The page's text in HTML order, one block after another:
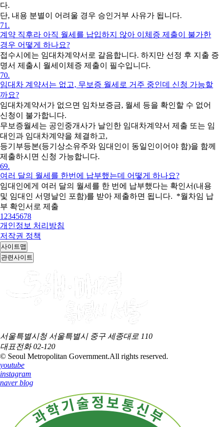
다.
단, 내용 분별이 어려울 경우 승인거부 사유가 됩니다.
71.
계약 직후라 아직 월세를 납입하지 않아 이체증 제출이 불가한
경우 어떻게 하나요?
접수시에는 임대차계약서로 갈음합니다. 하지만 선정 후 지출 증
명서 제출시 월세이체증 제출이 필수입니다.
70.
임대차 계약서는 없고, 무보증 월세로 거주 중인데 신청 가능할
까요?
임대차계약서가 없으면 임차보증금, 월세 등을 확인할 수 없어
신청이 불가합니다.
무보증월세는 공인중개사가 날인한 임대차계약서 제출 또는 임
대인과 임대차계약을 체결하고,
등기부등본(등기상소유주와 임대인이 동일인이어야 함)을 함께
제출하시면 신청 가능합니다.
69.
여러 달의 월세를 한번에 납부했는데 어떻게 하나요?
임대인에게 여러 달의 월세를 한 번에 납부했다는 확인서(내용
및 임대인 서명날인 포함)를 받아 제출하면 됩니다. *월차임 납
부 확인서로 제출
1 2345678
개인정보 처리방침
저작권 정책
사이트맵
관련사이트
서울특별시청 서울특별시 중구 세종대로 110
대표전화02-120
© Seoul Metropolitan Government.All rights reserved.
youtube
instagram
naver blog